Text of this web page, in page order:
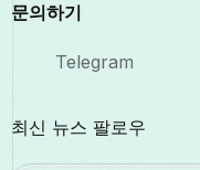
문의하기
Telegram
최신 뉴스 팔로우